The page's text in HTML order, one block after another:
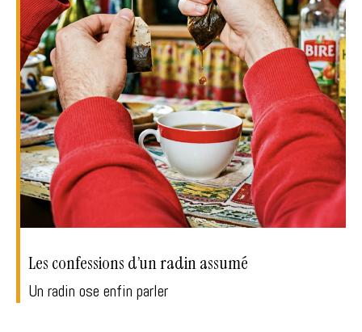
Les confessions d’un radin assumé
Un radin ose enfin parler